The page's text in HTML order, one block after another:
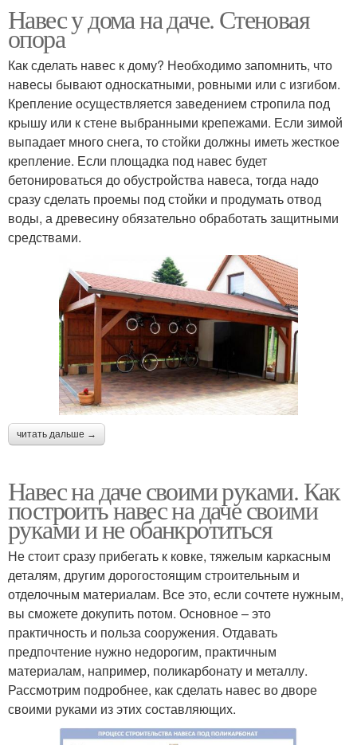
Навес у дома на даче. Стеновая
опора
Как сделать навес к дому? Необходимо запомнить, что
навесы бывают односкатными, ровными или с изгибом.
Крепление осуществляется заведением стропила под
крышу или к стене выбранными крепежами. Если зимой
выпадает много снега, то стойки должны иметь жесткое
крепление. Если площадка под навес будет
бетонироваться до обустройства навеса, тогда надо
сразу сделать проемы под стойки и продумать отвод
воды, а древесину обязательно обработать защитными
средствами.
читать дальше →
Навес на даче своими руками. Как
построить навес на даче своими
руками и не обанкротиться
Не стоит сразу прибегать к ковке, тяжелым каркасным
деталям, другим дорогостоящим строительным и
отделочным материалам. Все это, если сочтете нужным,
вы сможете докупить потом. Основное – это
практичность и польза сооружения. Отдавать
предпочтение нужно недорогим, практичным
материалам, например, поликарбонату и металлу.
Рассмотрим подробнее, как сделать навес во дворе
своими руками из этих составляющих.